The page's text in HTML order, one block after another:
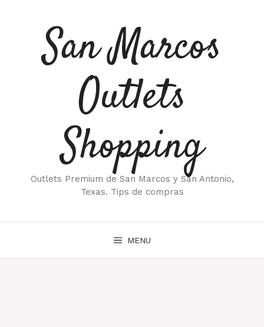
contenidoSan Marcos
Outlets
Shopping
Outlets Premium de San Marcos y San Antonio,
Texas. Tips de compras
MENU